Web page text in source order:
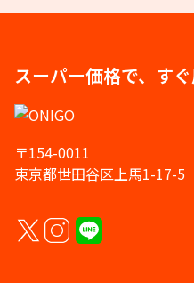
スーパー価格で、すぐ
〒154-0011
東京都世田谷区上馬1-17-5